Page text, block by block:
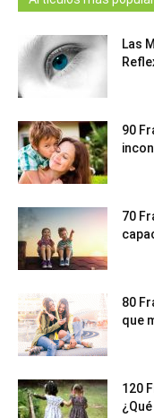
Las
90
70
80
que
120